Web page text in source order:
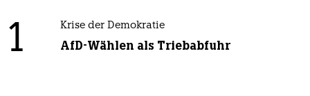
1 Krise der Demokratie
AfD-Wählen als Triebabfuhr